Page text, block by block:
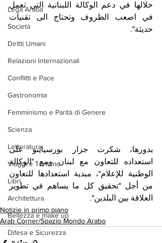
Lega Araba
Società
Diritti Umani
Relazioni Internazionali
Conflitti e Pace
Gastronomia
Femminismo e Parità di Genere
Scienza
Letteratura
Viaggi e Turismo
Libri
Architettura
Bellezza e make up
Difesa e Sicurezza
خلالها في دعم الوكالة اللبنانية التي تعمل
حديثة".
بدورها، شكرت جزار بورسياينو على
استعداده للتعاون مع لبنان ومع "الوكالة
من أجل "تحقيق كل ما يساهم في تطوير
العلاقة بين البلدين".
Notizie in primo piano
Arab Corner/Spazio Mondo Arabo